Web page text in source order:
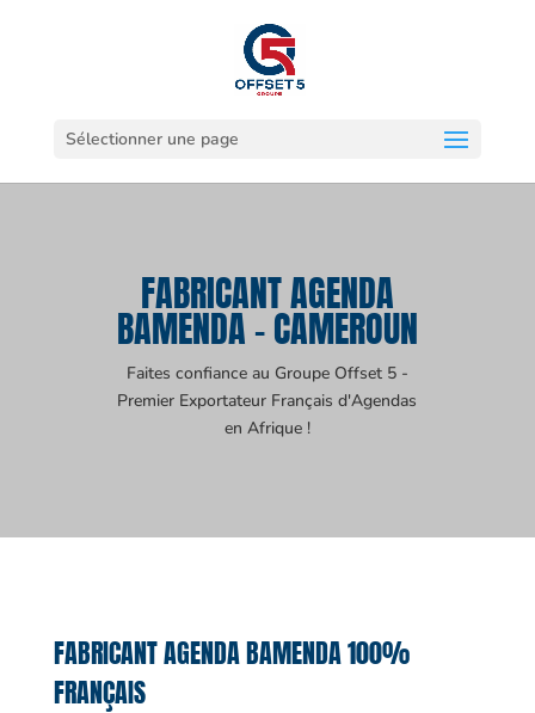
Sélectionner une page
FABRICANT AGENDA
BAMENDA - CAMEROUN
Faites confiance au Groupe Offset 5 -
Premier Exportateur Français d'Agendas
en Afrique !
FABRICANT AGENDA BAMENDA 100%
FRANÇAIS